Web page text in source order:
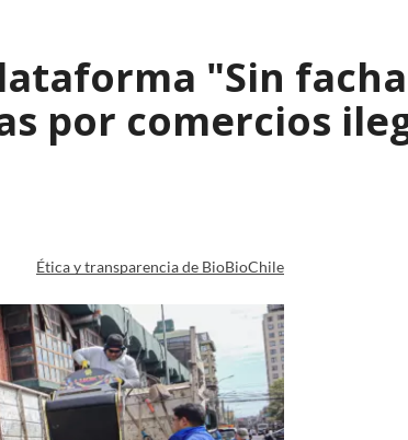
"Sin
por comercios
Ética y transparencia de BioBioChile